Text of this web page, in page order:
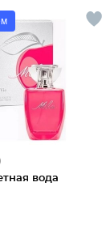
вода